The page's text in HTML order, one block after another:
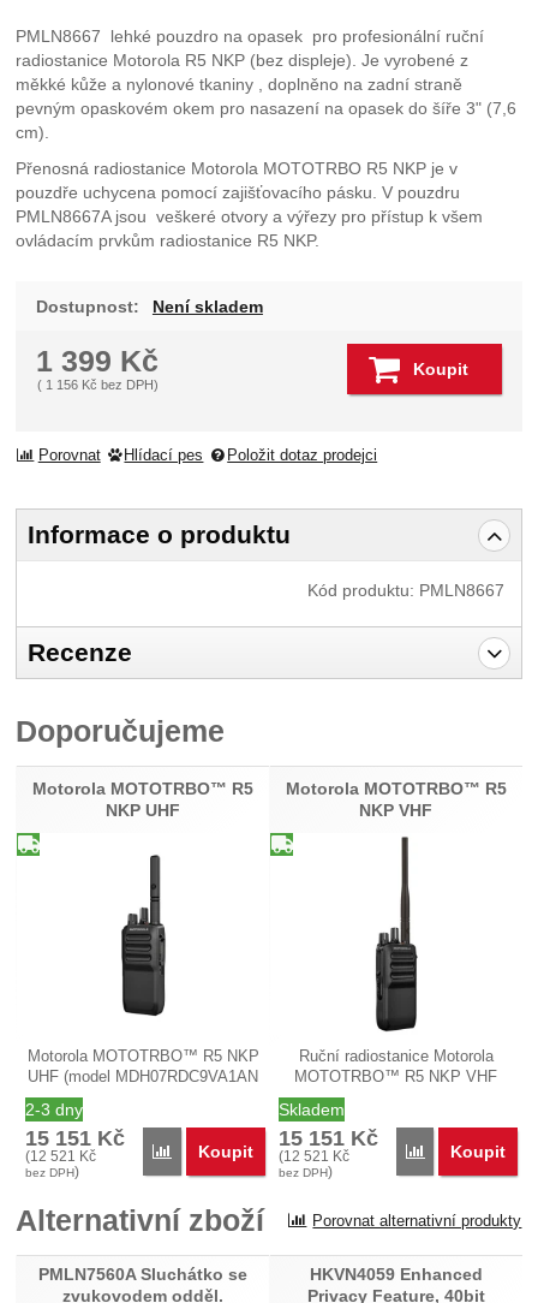
PMLN8667 lehké pouzdro na opasek pro profesionální ruční
radiostanice Motorola R5 NKP (bez displeje). Je vyrobené z
měkké kůže a nylonové tkaniny , doplněno na zadní straně
pevným opaskovém okem pro nasazení na opasek do šíře 3" (7,6
cm).
Přenosná radiostanice Motorola MOTOTRBO R5 NKP je v
pouzdře uchycena pomocí zajišťovacího pásku. V pouzdru
PMLN8667A jsou veškeré otvory a výřezy pro přístup k všem
ovládacím prvkům radiostanice R5 NKP.
Dostupnost: Není skladem
1 399 Kč
(1 156 Kč bez DPH)
Koupit
Porovnat Hlídací pes Položit dotaz prodejci
Informace o produktu
Kód produktu: PMLN8667
Recenze
Recenze
Nebyla přidána žádná recenze.
Doporučujeme
Motorola MOTOTRBO™ R5
NKP UHF
Motorola MOTOTRBO™ R5 NKP
UHF (model MDH07RDC9VA1AN
2-3 dny
15 151 Kč
(12 521 Kč
bez DPH)
Porovnat
Koupit
Motorola MOTOTRBO™ R5
NKP VHF
Ruční radiostanice Motorola
MOTOTRBO™ R5 NKP VHF
Skladem
15 151 Kč
(12 521 Kč
bez DPH)
Porovnat
Koupit
Alternativní zboží Porovnat alternativní produkty
PMLN7560A Sluchátko se
zvukovodem odděl.
HKVN4059 Enhanced
Privacy Feature, 40bit